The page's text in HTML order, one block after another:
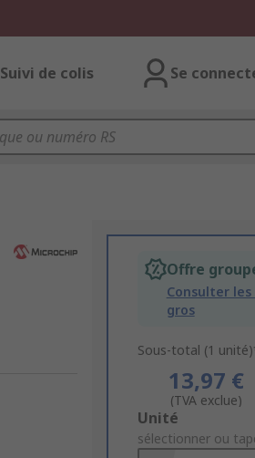
Suivi de colis Se
Offre
Consulter
gros
Sous-total (1
13,97 €
(TVA exclue)
Add
to
Unité
sélectionner ou